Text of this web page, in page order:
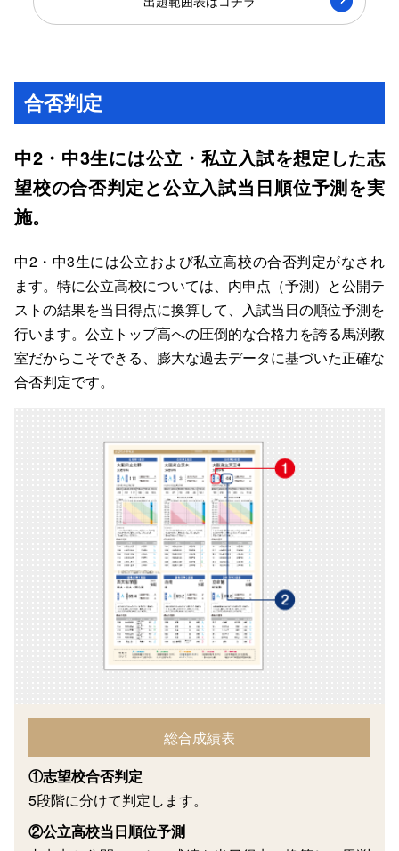
合否判定
中2・中3生には公立・私立入試を想定した志
望校の合否判定と公立入試当日順位予測を実
施。
中2・中3生には公立および私立高校の合否判定がなされ
ます。特に公立高校については、内申点（予測）と公開テ
ストの結果を当日得点に換算して、入試当日の順位予測を
行います。公立トップ高への圧倒的な合格力を誇る馬渕教
室だからこそできる、膨大な過去データに基づいた正確な
合否判定です。
総合成績表
①志望校合否判定
5段階に分けて判定します。
②公立高校当日順位予測